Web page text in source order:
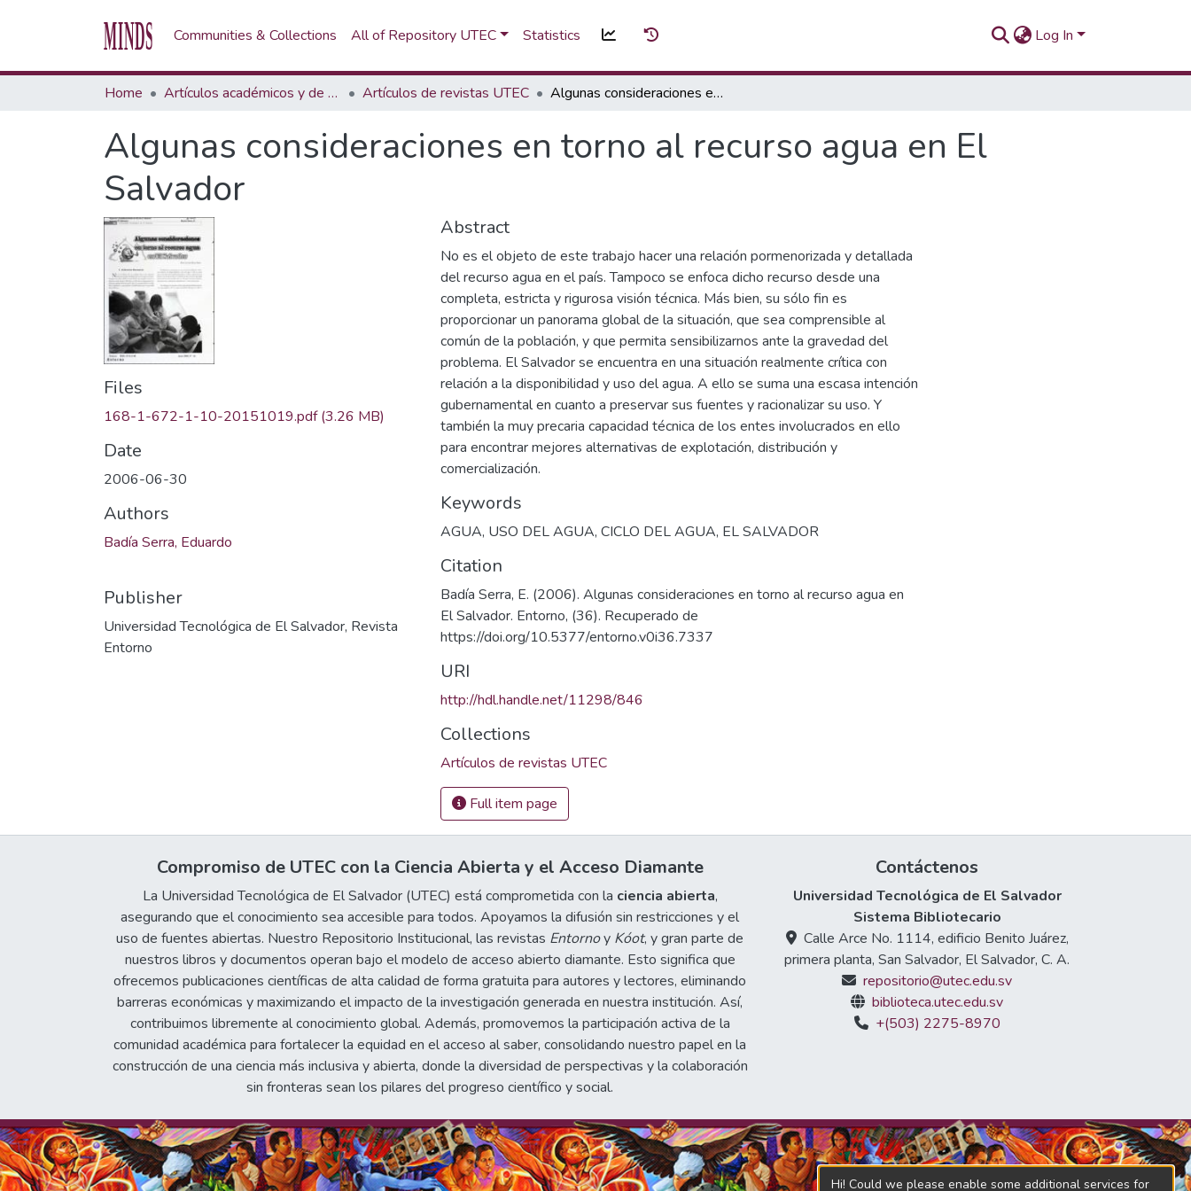
Communities & Collections All of Repository UTEC Statistics Log In
Home Artículos académicos y de opinión Artículos de revistas UTEC Algunas consideraciones en torno al recurso agua en El Salvador
Algunas consideraciones en torno al recurso agua en El
Salvador
Files
168-1-672-1-10-20151019.pdf(3.26 MB)
Date
2006-06-30
Authors
Badía Serra, Eduardo
Publisher
Universidad Tecnológica de El Salvador, Revista
Entorno
Abstract
No es el objeto de este trabajo hacer una relación pormenorizada y detallada
del recurso agua en el país. Tampoco se enfoca dicho recurso desde una
completa, estricta y rigurosa visión técnica. Más bien, su sólo fin es
proporcionar un panorama global de la situación, que sea comprensible al
común de la población, y que permita sensibilizarnos ante la gravedad del
problema. El Salvador se encuentra en una situación realmente crítica con
relación a la disponibilidad y uso del agua. A ello se suma una escasa intención
gubernamental en cuanto a preservar sus fuentes y racionalizar su uso. Y
también la muy precaria capacidad técnica de los entes involucrados en ello
para encontrar mejores alternativas de explotación, distribución y
comercialización.
Keywords
AGUA, USO DEL AGUA, CICLO DEL AGUA, EL SALVADOR
Citation
Badía Serra, E. (2006). Algunas consideraciones en torno al recurso agua en
El Salvador. Entorno, (36). Recuperado de
https://doi.org/10.5377/entorno.v0i36.7337
URI
http://hdl.handle.net/11298/846
Collections
Artículos de revistas UTEC
Full item page
Compromiso de UTEC con la Ciencia Abierta y el Acceso Diamante
La Universidad Tecnológica de El Salvador (UTEC) está comprometida con la ciencia abierta,
asegurando que el conocimiento sea accesible para todos. Apoyamos la difusión sin restricciones y el
uso de fuentes abiertas. Nuestro Repositorio Institucional, las revistas Entornoy Kóot, y gran parte de
nuestros libros y documentos operan bajo el modelo de acceso abierto diamante. Esto significa que
ofrecemos publicaciones científicas de alta calidad de forma gratuita para autores y lectores, eliminando
barreras económicas y maximizando el impacto de la investigación generada en nuestra institución. Así,
contribuimos libremente al conocimiento global. Además, promovemos la participación activa de la
comunidad académica para fortalecer la equidad en el acceso al saber, consolidando nuestro papel en la
construcción de una ciencia más inclusiva y abierta, donde la diversidad de perspectivas y la colaboración
sin fronteras sean los pilares del progreso científico y social.
Contáctenos
Universidad Tecnológica de El Salvador
Sistema Bibliotecario
Calle Arce No. 1114, edificio Benito Juárez,
primera planta, San Salvador, El Salvador, C. A.
repositorio@utec.edu.sv
biblioteca.utec.edu.sv
+(503) 2275-8970
Hi! Could we please enable some additional services for